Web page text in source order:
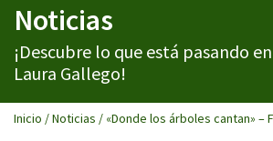
Noticias
¡Descubre lo que está pasando
Laura Gallego!
Inicio /Noticias / «Donde los árboles cantan» –